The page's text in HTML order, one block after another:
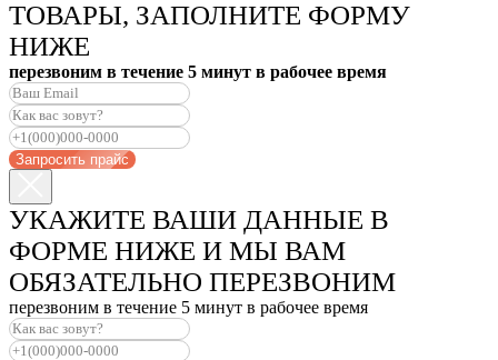
ТОВАРЫ, ЗАПОЛНИТЕ ФОРМУ
НИЖЕ
перезвоним в течение 5 минут в рабочее время
Запросить прайс
УКАЖИТЕ ВАШИ ДАННЫЕ В
ФОРМЕ НИЖЕ И МЫ ВАМ
ОБЯЗАТЕЛЬНО ПЕРЕЗВОНИМ
перезвоним в течение 5 минут в рабочее время